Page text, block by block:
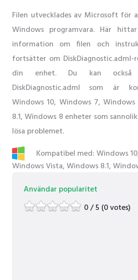
Filen utvecklades av Microsoft för
Windows programvara. Här
information om filen och
fortsätter om DiskDiagnostic.adml-
din enhet. Du kan också
DiskDiagnostic.adml som är
Windows 10, Windows 7,
8.1, Windows 8 enheter som
lösa problemet.
Kompatibel med: Windows
Windows Vista, Windows 8.1,
Användar popularitet
0 / 5 (0 votes)